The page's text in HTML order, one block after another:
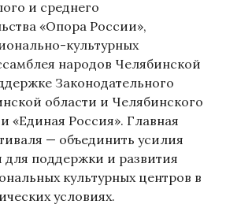
и среднего
«Опора России»,
культурных
народов Челябинской
Законодательного
области и Челябинского
«Единая Россия». Главная
— объединить усилия
для поддержки и развития
культурных центров в
условиях.